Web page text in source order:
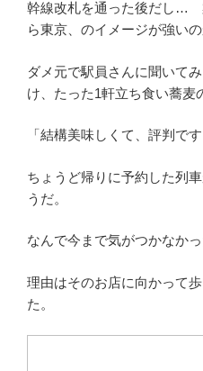
幹線改札を通った後だし…
ら東京、のイメージが強い
ダメ元で駅員さんに聞いて
け、たった1軒立ち食い蕎麦
「結構美味しくて、評判です
ちょうど帰りに予約した列
うだ。
なんで今まで気がつかなか
理由はそのお店に向かって
た。